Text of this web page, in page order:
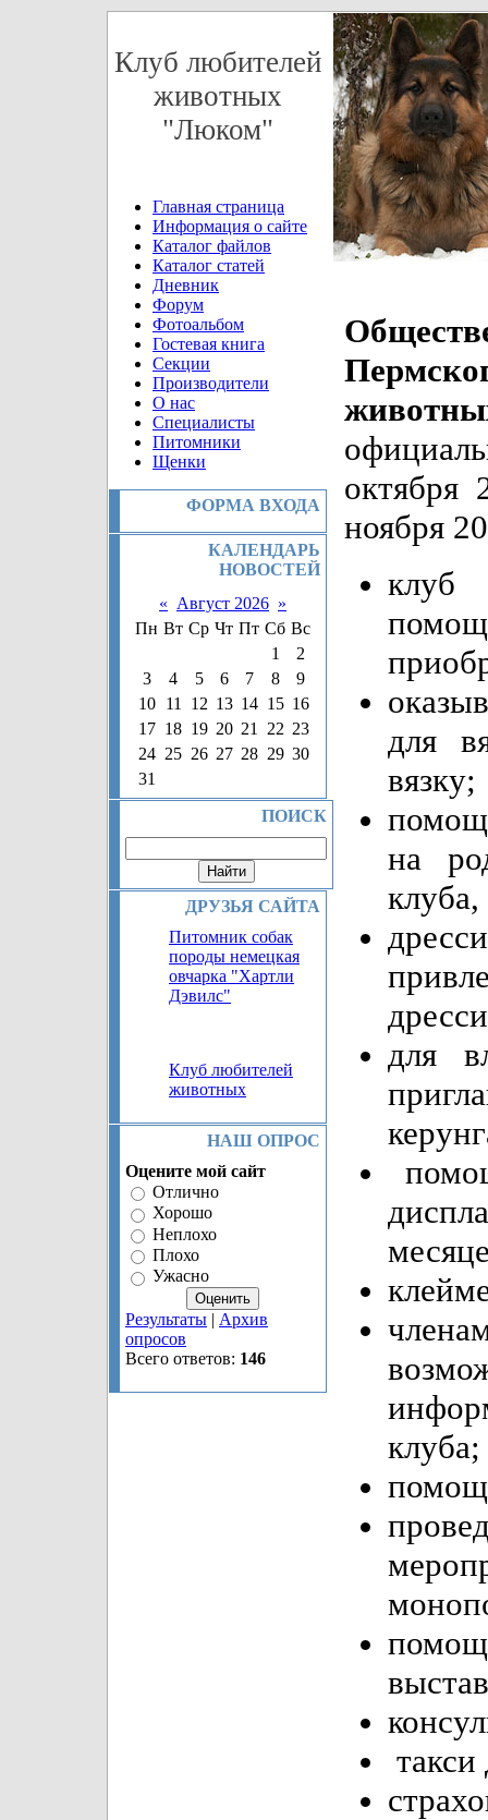
Клуб любителей
животных
"Люком"
Главная страница
Информация о сайте
Каталог файлов
Каталог статей
Дневник
Форум
Фотоальбом
Гостевая книга
Секции
Производители
О нас
Специалисты
Питомники
Щенки
ФОРМА ВХОДА
КАЛЕНДАРЬ
НОВОСТЕЙ
« Август 2026 »
Пн Вт Ср Чт Пт Сб Вс
1
2
3
4 5 6 7 8
9
10
11 12 13 14 15 16
17 18 19 20 21 22 23
24 25 26 27 28 29 30
31
ПОИСК
ДРУЗЬЯ САЙТА
Питомник собак
породы немецкая
овчарка "Хартли
Дэвилс"
Клуб любителей
животных
НАШ ОПРОС
Оцените мой сайт
Отлично
Хорошо
Неплохо
Плохо
Ужасно
Результаты | Архив
опросов
Всего ответов: 146
ноября
клуб
для
вязку;
на
для
клуба;